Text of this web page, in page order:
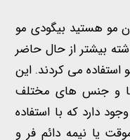
مو هستید بیگودی مو
بیشتر از حال حاضر
می کردند. این
ها و جنس های مختلف
دارد که با استفاده
یا نیمه دائم فر و